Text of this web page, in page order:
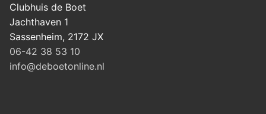
Clubhuis de Boet
Jachthaven 1
Sassenheim, 2172 JX
06-42 38 53 10
info@deboetonline.nl